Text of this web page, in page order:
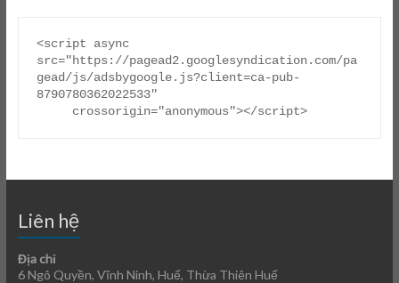
<script async
src="https://pagead2.googlesyndication.com/pa
gead/js/adsbygoogle.js?client=ca-pub-
8790780362022533"
     crossorigin="anonymous"></script>
Liên hệ
Địa chỉ
6 Ngô Quyền, Vĩnh Ninh, Huế, Thừa Thiên Huế